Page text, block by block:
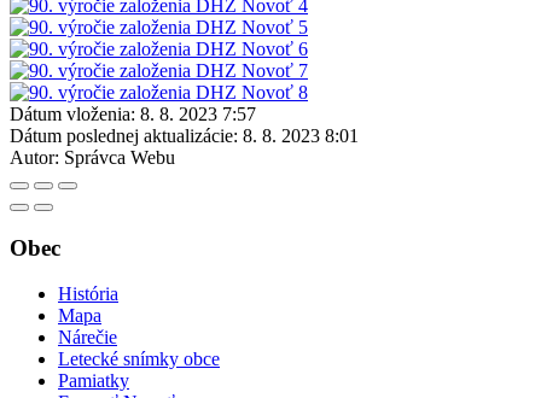
Dátum vloženia: 8. 8. 2023 7:57
Dátum poslednej aktualizácie: 8. 8. 2023 8:01
Autor: Správca Webu
Obec
História
Mapa
Nárečie
Letecké snímky obce
Pamiatky